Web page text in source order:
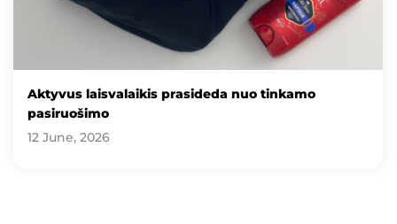
Aktyvus laisvalaikis prasideda nuo tinkamo
pasiruošimo
12 June, 2026